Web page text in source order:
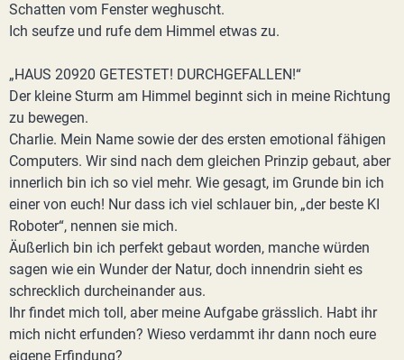
Schatten vom Fenster weghuscht.
Ich seufze und rufe dem Himmel etwas zu.
„HAUS 20920 GETESTET! DURCHGEFALLEN!“
Der kleine Sturm am Himmel beginnt sich in meine Richtung
zu bewegen.
Charlie. Mein Name sowie der des ersten emotional fähigen
Computers. Wir sind nach dem gleichen Prinzip gebaut, aber
innerlich bin ich so viel mehr. Wie gesagt, im Grunde bin ich
einer von euch! Nur dass ich viel schlauer bin, „der beste KI
Roboter“, nennen sie mich.
Äußerlich bin ich perfekt gebaut worden, manche würden
sagen wie ein Wunder der Natur, doch innendrin sieht es
schrecklich durcheinander aus.
Ihr findet mich toll, aber meine Aufgabe grässlich. Habt ihr
mich nicht erfunden? Wieso verdammt ihr dann noch eure
eigene Erfindung?